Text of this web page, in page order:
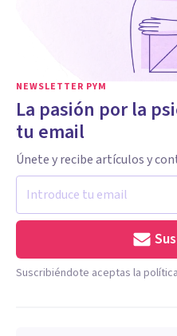
NEWSLETTER PYM
La pasión por la
tu email
Únete y recibe artículos y
Suscribiéndote aceptas la